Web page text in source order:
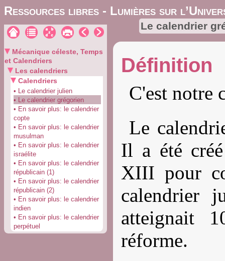
Ressources libres - Lumières sur
Mécanique céleste, Temps
et Calendriers
Les calendriers
Calendriers
• Le calendrier julien
• Le calendrier grégorien
• En savoir plus: le calendrier
copte
• En savoir plus: le calendrier
musulman
• En savoir plus: le calendrier
israélite
• En savoir plus: le calendrier
républicain (1)
• En savoir plus: le calendrier
républicain (2)
• En savoir plus: le calendrier
indien
• En savoir plus: le calendrier
perpétuel
Le calendrier
Définition
C'est notre
Le
Il a été
XIII pour
calendrier
atteignait
réforme.